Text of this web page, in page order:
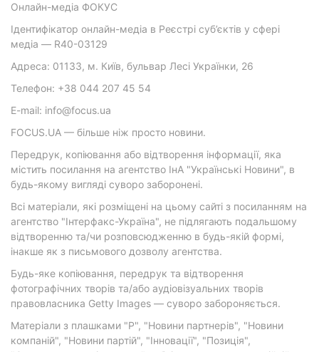
Онлайн-медіа ФОКУС
Ідентифікатор онлайн-медіа в Реєстрі суб’єктів у сфері
медіа — R40-03129
Адреса: 01133, м. Київ, бульвар Лесі Українки, 26
Телефон: +38 044 207 45 54
E-mail: info@focus.ua
FOCUS.UA — більше ніж просто новини.
Передрук, копіювання або відтворення інформації, яка
містить посилання на агентство ІнА "Українські Новини", в
будь-якому вигляді суворо заборонені.
Всі матеріали, які розміщені на цьому сайті з посиланням на
агентство "Інтерфакс-Україна", не підлягають подальшому
відтворенню та/чи розповсюдженню в будь-якій формі,
інакше як з письмового дозволу агентства.
Будь-яке копіювання, передрук та відтворення
фотографічних творів та/або аудіовізуальних творів
правовласника Getty Images — суворо забороняється.
Матеріали з плашками "Р", "Новини партнерів", "Новини
компаній", "Новини партій", "Інновації", "Позиція",